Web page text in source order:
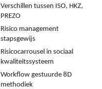
Verschillen tussen ISO, HKZ,
PREZO
Risico management
stapsgewijs
Risicocarrousel in sociaal
kwaliteitssysteem
Workflow gestuurde 8D
methodiek